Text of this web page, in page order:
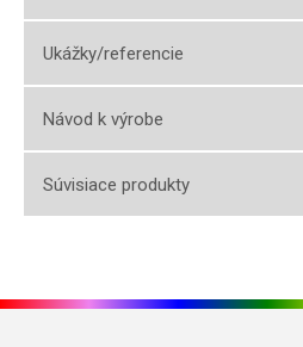
Ukážky/referencie
Návod k výrobe
Súvisiace produkty